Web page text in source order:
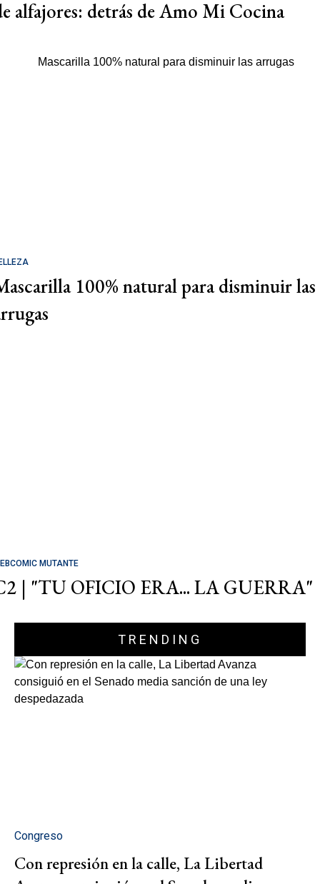
alfajores: detrás de Amo Mi Cocina
100% natural para disminuir las
MUTANTE
| "TU OFICIO ERA... LA GUERRA"
TRENDING
Congreso
Con represión en la calle, La Libertad